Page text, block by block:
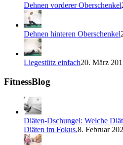
Dehnen vorderer Oberschenkel
Dehnen hinteren Oberschenkel
Liegestütz einfach20. März
FitnessBlog
Diäten-Dschungel: Welche
Diäten im Fokus.8. Februar